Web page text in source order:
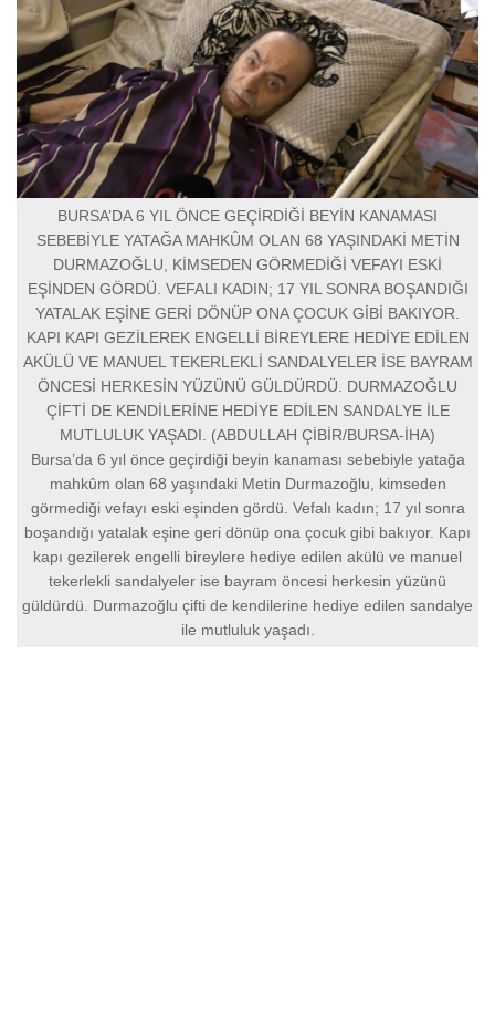
BURSA’DA 6 YIL ÖNCE GEÇİRDİĞİ BEYİN KANAMASI
SEBEBİYLE YATAĞA MAHKÛM OLAN 68 YAŞINDAKİ METİN
DURMAZOĞLU, KİMSEDEN GÖRMEDİĞİ VEFAYI ESKİ
EŞİNDEN GÖRDÜ. VEFALI KADIN; 17 YIL SONRA BOŞANDIĞI
YATALAK EŞİNE GERİ DÖNÜP ONA ÇOCUK GİBİ BAKIYOR.
KAPI KAPI GEZİLEREK ENGELLİ BİREYLERE HEDİYE EDİLEN
AKÜLÜ VE MANUEL TEKERLEKLİ SANDALYELER İSE BAYRAM
ÖNCESİ HERKESİN YÜZÜNÜ GÜLDÜRDÜ. DURMAZOĞLU
ÇİFTİ DE KENDİLERİNE HEDİYE EDİLEN SANDALYE İLE
MUTLULUK YAŞADI. (ABDULLAH ÇİBİR/BURSA-İHA)
Bursa’da 6 yıl önce geçirdiği beyin kanaması sebebiyle yatağa
mahkûm olan 68 yaşındaki Metin Durmazoğlu, kimseden
görmediği vefayı eski eşinden gördü. Vefalı kadın; 17 yıl sonra
boşandığı yatalak eşine geri dönüp ona çocuk gibi bakıyor. Kapı
kapı gezilerek engelli bireylere hediye edilen akülü ve manuel
tekerlekli sandalyeler ise bayram öncesi herkesin yüzünü
güldürdü. Durmazoğlu çifti de kendilerine hediye edilen sandalye
ile mutluluk yaşadı.